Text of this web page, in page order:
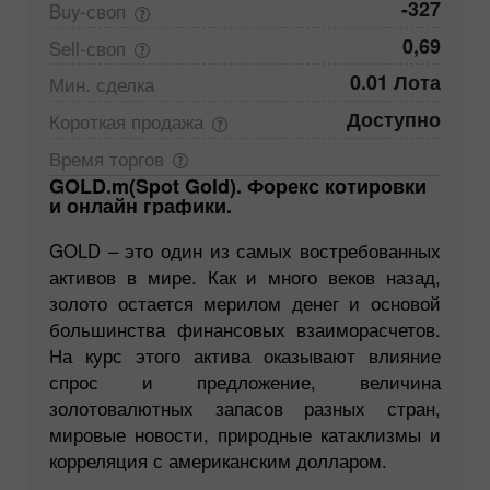
Buy-своп -327
Sell-своп 0,69
Мин. сделка 0.01 Лота
Короткая продажа Доступно
Время торгов
GOLD.m(Spot Gold). Форекс котировки
и онлайн графики.
GOLD – это один из самых востребованных
активов в мире. Как и много веков назад,
золото остается мерилом денег и основой
большинства финансовых взаиморасчетов.
На курс этого актива оказывают влияние
спрос и предложение, величина
золотовалютных запасов разных стран,
мировые новости, природные катаклизмы и
корреляция с американским долларом.